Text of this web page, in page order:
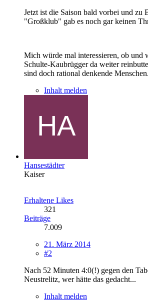
Jetzt ist die Saison bald vorbei und zu
"Großklub" gab es noch gar keinen
Mich würde mal interessieren, ob und
Schulte-Kaubrügger da weiter
sind doch rational denkende Menschen.
Inhalt melden
Hansestädter
Kaiser
Erhaltene Likes
321
Beiträge
7.009
21. März 2014
#2
Nach 52 Minuten 4:0(!) gegen den
Neustrelitz, wer hätte das gedacht...
Inhalt melden